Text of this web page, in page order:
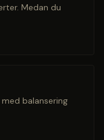
Medan du
balansering